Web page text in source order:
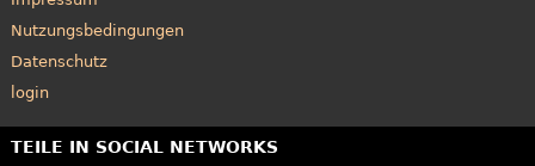
Nutzungsbedingungen
Datenschutz
login
TEILE IN SOCIAL NETWORKS